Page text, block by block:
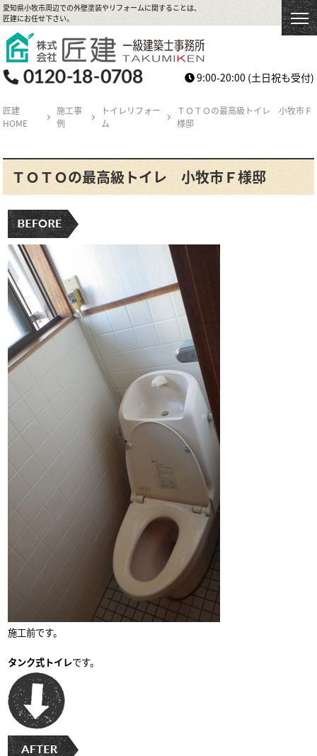
愛知県小牧市周辺での外壁塗装やリフォームに関することは、
匠建にお任せ下さい。
9:00-20:00 (土日祝も受付)
匠建
HOME
施工事
例
トイレリフォー
ム
ＴＯＴＯの最高級トイレ 小牧市Ｆ
様邸
ＴＯＴＯの最高級トイレ 小牧市Ｆ様邸
施工前です。
タンク式トイレです。